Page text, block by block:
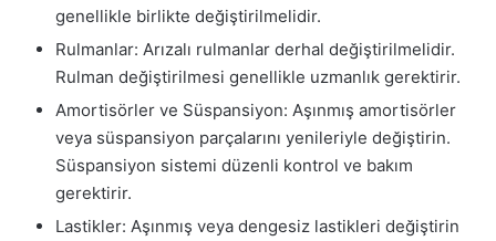
genellikle birlikte değiştirilmelidir.
Rulmanlar: Arızalı rulmanlar derhal değiştirilmelidir.
Rulman değiştirilmesi genellikle uzmanlık gerektirir.
Amortisörler ve Süspansiyon: Aşınmış amortisörler
veya süspansiyon parçalarını yenileriyle değiştirin.
Süspansiyon sistemi düzenli kontrol ve bakım
gerektirir.
Lastikler: Aşınmış veya dengesiz lastikleri değiştirin